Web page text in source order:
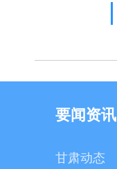
要闻资讯
甘肃动态